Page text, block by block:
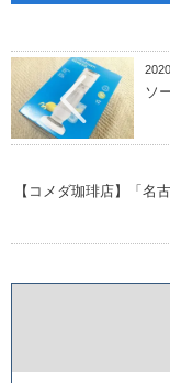
ソ
【コメダ珈琲店】「名